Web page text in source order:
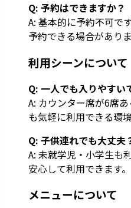
Q: 予約はできますか？
A: 基本的に予約不可で
予約できる場合がありま
利用シーンについて
Q: 一人でも入りやすい
A: カウンター席が6席
も気軽に利用できる環境
Q: 子供連れでも大丈夫
A: 未就学児・小学生も
安心して利用できます。
メニューについて